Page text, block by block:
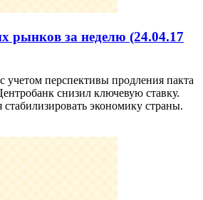
рынков за неделю (24.04.17
учетом перспективы продления пакта
снизил ключевую ставку.
экономику страны.